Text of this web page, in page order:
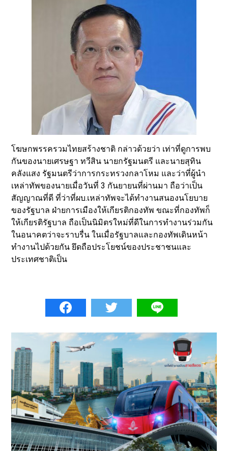
โฆษกพรรครวมไทยสร้างชาติ กล่าวด้วยว่า เท่าที่ดูการพบ
กันของนายเศรษฐา ทวีสิน นายกรัฐมนตรี และนายสุทิน
คลังแสง รัฐมนตรีว่าการกระทรวงกลาโหม และว่าที่ผู้นำ
เหล่าทัพของนายเมื่อวันที่ 3 กันยายนที่ผ่านมา ถือว่าเป็น
สัญญาณที่ดี ที่ว่าที่ผบ.เหล่าทัพจะได้ทำงานสนองนโยบาย
ของรัฐบาล ฝ่ายการเมืองให้เกียรติกองทัพ ขณะที่กองทัพก็
ให้เกียรติรัฐบาล ถือเป็นนิมิตรใหม่ที่ดีในการทำงานร่วมกัน
ในอนาคตว่าจะราบรื่น ในเมื่อรัฐบาลและกองทัพเดินหน้า
ทำงานไปด้วยกัน ยึดถือประโยชน์ของประชาชนและ
ประเทศชาติเป็น